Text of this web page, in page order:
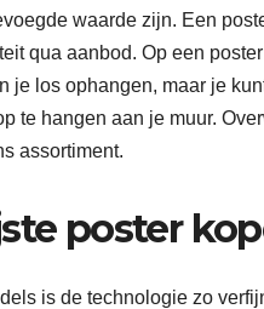
waarde zijn. Een
qua aanbod. Op een
je los ophangen, maar je
te hangen aan je muur.
assortiment.
poster
is de technologie zo